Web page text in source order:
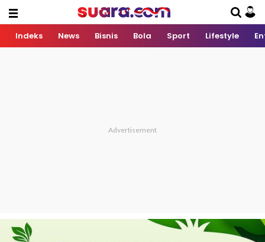
Indeks News Bisnis Bola Sport Lifestyle